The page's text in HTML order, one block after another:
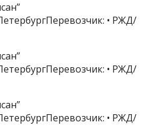
• РЖД/
• РЖД/
• РЖД/